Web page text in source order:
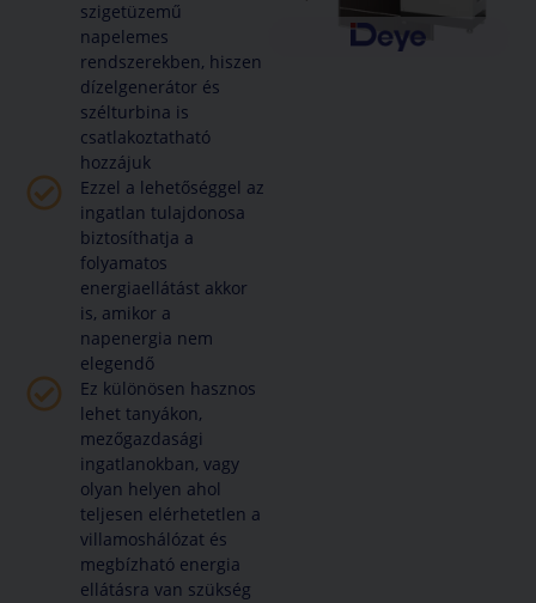
szigetüzemű
napelemes
rendszerekben, hiszen
dízelgenerátor és
szélturbina is
csatlakoztatható
hozzájuk
Ezzel a lehetőséggel az
ingatlan tulajdonosa
biztosíthatja a
folyamatos
energiaellátást akkor
is, amikor a
napenergia nem
elegendő
Ez különösen hasznos
lehet tanyákon,
mezőgazdasági
ingatlanokban, vagy
olyan helyen ahol
teljesen elérhetetlen a
villamoshálózat és
megbízható energia
ellátásra van szükség